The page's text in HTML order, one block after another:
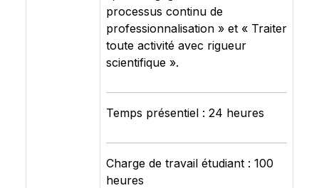
processus continu de
professionnalisation » et « Traiter
toute activité avec rigueur
scientifique ».
Temps présentiel : 24 heures
Charge de travail étudiant : 100
heures